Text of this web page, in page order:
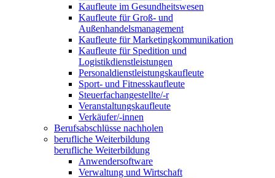
Kaufleute im Gesundheitswesen
Kaufleute für Groß- und
Außenhandelsmanagement
Kaufleute für Marketingkommunikation
Kaufleute für Spedition und
Logistikdienstleistungen
Personaldienstleistungskaufleute
Sport- und Fitnesskaufleute
Steuerfachangestellte/-r
Veranstaltungskaufleute
Verkäufer/-innen
Berufsabschlüsse nachholen
berufliche Weiterbildung
berufliche Weiterbildung
Anwendersoftware
Verwaltung und Wirtschaft